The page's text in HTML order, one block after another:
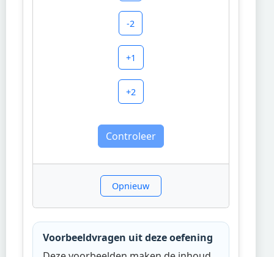
-2
+1
+2
Controleer
Opnieuw
Voorbeeldvragen uit deze oefening